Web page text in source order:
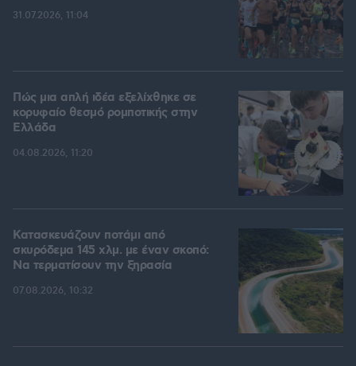
31.07.2026, 11:04
Πώς μια απλή ιδέα εξελίχθηκε σε
κορυφαίο θεσμό ρομποτικής στην
Ελλάδα
04.08.2026, 11:20
Κατασκευάζουν ποτάμι από
σκυρόδεμα 145 χλμ. με έναν σκοπό:
Να τερματίσουν την ξηρασία
07.08.2026, 10:32